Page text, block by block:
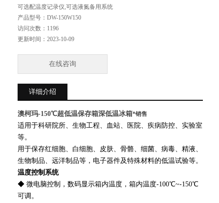
可选配温度记录仪,可选液氮备用系统
产品型号： DW-150W150
访问次数： 1196
更新时间： 2023-10-09
在线咨询
详细介绍
澳柯玛-150℃超低温保存箱深低温冰箱*销售
适用于科研院所、生物工程、血站、医院、疾病防控、实验室
等。
用于保存红细胞、白细胞、皮肤、骨骼、细菌、病毒、精液、
生物制品、远洋制品等，电子器件及特殊材料的低温试验等。
温度控制系统
◆ 微电脑控制，数码显示箱内温度，箱内温度-100℃~-150℃
可调。